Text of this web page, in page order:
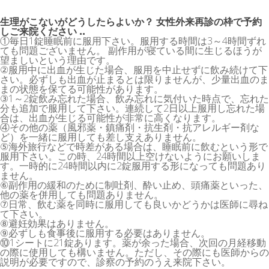
生理がこないがどうしたらよいか？ 女性外来再診の枠で予約
しご来院ください ..
①毎日1錠睡眠前に服用下さい。服用する時間は3～4時間ずれ
ても問題ございません。 副作用が寝ている間に生じるほうが
望ましいという理由です。
②服用中に出血が生じた場合、服用を中止せずに飲み続けて下
さい。必ずしも出血が止まるとは限りませんが、少量出血のま
まの状態を保てる可能性があります。
③1～2錠飲み忘れた場合、飲み忘れに気付いた時点で、忘れた
分も追加で服用して下さい。連続して2日以上服用し忘れた場
合は、出血が生じる可能性が非常に高くなります。
④その他の薬（風邪薬・鎮痛剤・抗生剤・抗アレルギー剤な
ど）を一緒に服用しても差し支えありません。
⑤海外旅行などで時差がある場合は、睡眠前に飲むという形で
服用下さい。この時、24時間以上空けないようにお願いしま
す。一時的に24時間以内に2錠服用する形になっても問題あり
ません。
⑥副作用の緩和のために制吐剤、酔い止め、頭痛薬といった、
他の薬を併用しても問題ありません。
⑦日常、飲む薬を同時に服用しても良いかどうかは医師に尋ね
て下さい。
⑧避妊効果はありません。
⑨必ずしも食事後に服用する必要はありません。
⑩1シートに21錠あります。薬が余った場合、次回の月経移動
の際に使用しても構いません。ただし、その際にも医師からの
説明が必要ですので、診察の予約のうえ来院下さい。